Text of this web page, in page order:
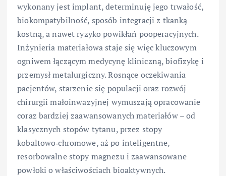
wykonany jest implant, determinuję jego trwałość,
biokompatybilność, sposób integracji z tkanką
kostną, a nawet ryzyko powikłań pooperacyjnych.
Inżynieria materiałowa staje się więc kluczowym
ogniwem łączącym medycynę kliniczną, biofizykę i
przemysł metalurgiczny. Rosnące oczekiwania
pacjentów, starzenie się populacji oraz rozwój
chirurgii małoinwazyjnej wymuszają opracowanie
coraz bardziej zaawansowanych materiałów – od
klasycznych stopów tytanu, przez stopy
kobaltowo‑chromowe, aż po inteligentne,
resorbowalne stopy magnezu i zaawansowane
powłoki o właściwościach bioaktywnych.